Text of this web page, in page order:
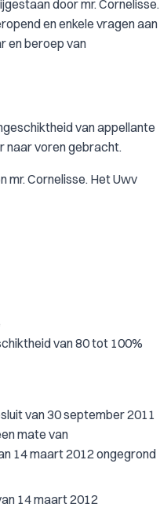
door mr. Cornelisse.
en enkele vragen aan
en beroep van
van appellante
naar voren gebracht.
Cornelisse. Het Uwv
van 80 tot 100%
van 30 september 2011
mate van
14 maart 2012 ongegrond
14 maart 2012